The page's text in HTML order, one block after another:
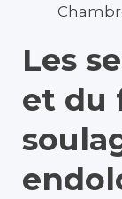
Les
et du